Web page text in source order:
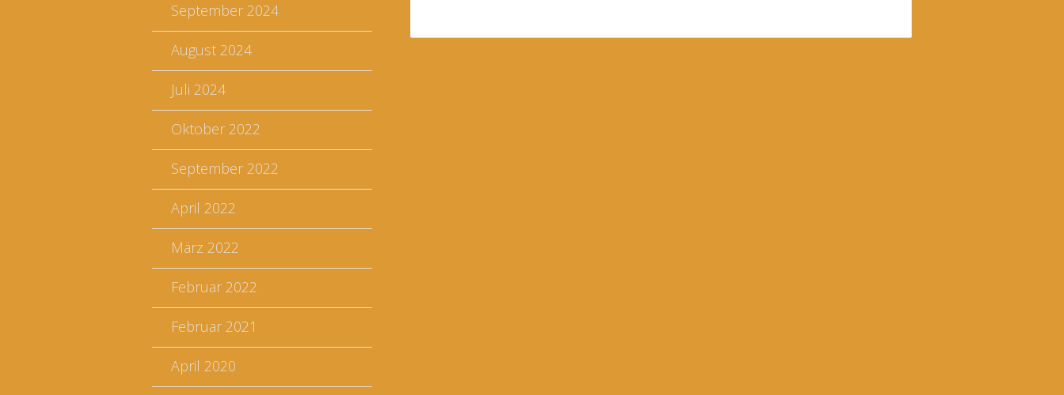
September 2024
August 2024
Juli 2024
Oktober 2022
September 2022
April 2022
März 2022
Februar 2022
Februar 2021
April 2020